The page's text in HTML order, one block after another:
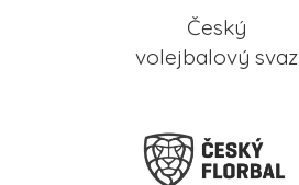
Český
volejbalový svaz